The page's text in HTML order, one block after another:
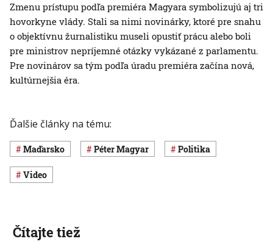
Zmenu prístupu podľa premiéra Magyara symbolizujú aj tri
hovorkyne vlády. Stali sa nimi novinárky, ktoré pre snahu
o objektívnu žurnalistiku museli opustiť prácu alebo boli
pre ministrov nepríjemné otázky vykázané z parlamentu.
Pre novinárov sa tým podľa úradu premiéra začína nová,
kultúrnejšia éra.
Ďalšie články na tému:
Maďarsko Péter Magyar Politika
Video
Čítajte tiež